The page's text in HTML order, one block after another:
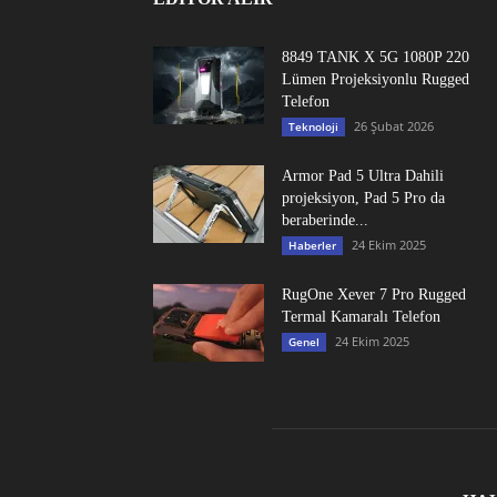
8849 TANK X 5G 1080P 220
Lümen Projeksiyonlu Rugged
Telefon
Teknoloji 26 Şubat 2026
Armor Pad 5 Ultra Dahili
projeksiyon, Pad 5 Pro da
beraberinde...
Haberler 24 Ekim 2025
RugOne Xever 7 Pro Rugged
Termal Kamaralı Telefon
Genel 24 Ekim 2025